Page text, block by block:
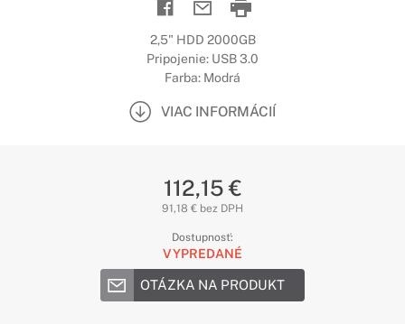
2,5" HDD 2000GB
Pripojenie: USB 3.0
Farba: Modrá
VIAC INFORMÁCIÍ
112,15 €
91,18 € bez DPH
Dostupnosť:
VYPREDANÉ
OTÁZKA NA PRODUKT